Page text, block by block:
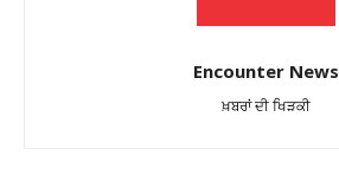
Encounter News
ਖ਼ਬਰਾਂ ਦੀ ਖਿੜਕੀ